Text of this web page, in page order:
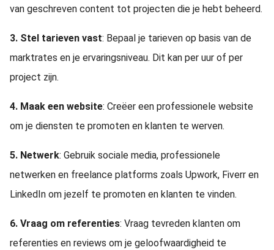
van geschreven content tot projecten die je hebt beheerd.
3. Stel tarieven vast: Bepaal je tarieven op basis van de
marktrates en je ervaringsniveau. Dit kan per uur of per
project zijn.
4. Maak een website: Creëer een professionele website
om je diensten te promoten en klanten te werven.
5. Netwerk: Gebruik sociale media, professionele
netwerken en freelance platforms zoals Upwork, Fiverr en
LinkedIn om jezelf te promoten en klanten te vinden.
6. Vraag om referenties: Vraag tevreden klanten om
referenties en reviews om je geloofwaardigheid te